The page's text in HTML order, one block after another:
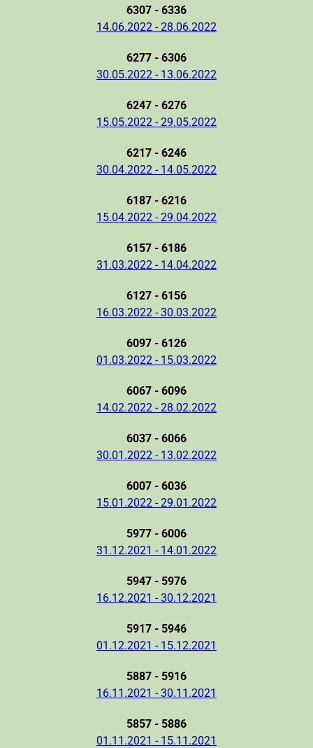
6307 - 6336
14.06.2022 - 28.06.2022
6277 - 6306
30.05.2022 - 13.06.2022
6247 - 6276
15.05.2022 - 29.05.2022
6217 - 6246
30.04.2022 - 14.05.2022
6187 - 6216
15.04.2022 - 29.04.2022
6157 - 6186
31.03.2022 - 14.04.2022
6127 - 6156
16.03.2022 - 30.03.2022
6097 - 6126
01.03.2022 - 15.03.2022
6067 - 6096
14.02.2022 - 28.02.2022
6037 - 6066
30.01.2022 - 13.02.2022
6007 - 6036
15.01.2022 - 29.01.2022
5977 - 6006
31.12.2021 - 14.01.2022
5947 - 5976
16.12.2021 - 30.12.2021
5917 - 5946
01.12.2021 - 15.12.2021
5887 - 5916
16.11.2021 - 30.11.2021
5857 - 5886
01.11.2021 - 15.11.2021